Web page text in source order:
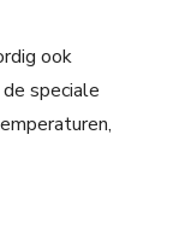
ook
speciale